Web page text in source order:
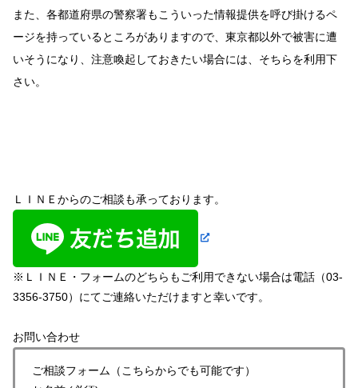
また、各都道府県の警察署もこういった情報提供を呼び掛けるペ
ージを持っているところがありますので、東京都以外で被害に遭
いそうになり、注意喚起しておきたい場合には、そちらを利用下
さい。
ＬＩＮＥからのご相談も承っております。
※ＬＩＮＥ・フォームのどちらもご利用できない場合は電話（03-
3356-3750）にてご連絡いただけますと幸いです。
お問い合わせ
ご相談フォーム（こちらからでも可能です）